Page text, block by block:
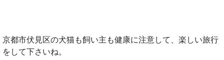
京都市伏見区の犬猫も飼い主も健康に注意して、楽しい旅行
をして下さいね。